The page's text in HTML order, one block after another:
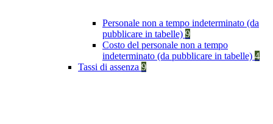
Personale non a tempo indeterminato (da
pubblicare in tabelle) 9
Costo del personale non a tempo
indeterminato (da pubblicare in tabelle) 4
Tassi di assenza 9